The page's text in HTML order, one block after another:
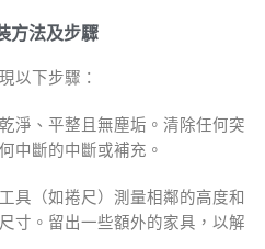
方法及步驟
以下步驟：
淨、平整且無塵垢。清除任何突
中斷的中斷或補充。
具（如捲尺）測量相鄰的高度和
寸。留出一些額外的家具，以解